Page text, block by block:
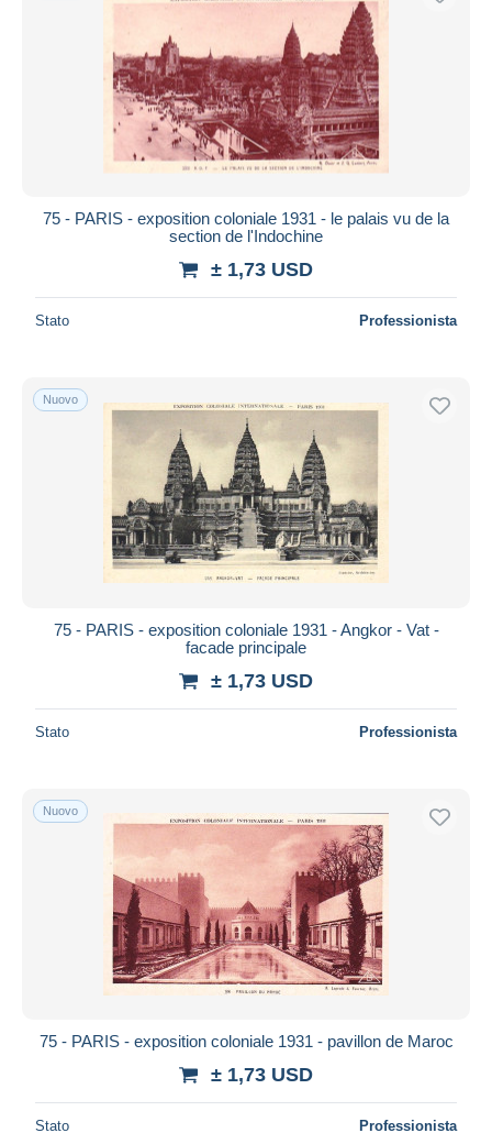
75 - PARIS - exposition coloniale 1931 - le palais vu de la
section de l'Indochine
± 1,73 USD
Stato Professionista
Nuovo
75 - PARIS - exposition coloniale 1931 - Angkor - Vat -
facade principale
± 1,73 USD
Stato Professionista
Nuovo
75 - PARIS - exposition coloniale 1931 - pavillon de Maroc
± 1,73 USD
Stato Professionista